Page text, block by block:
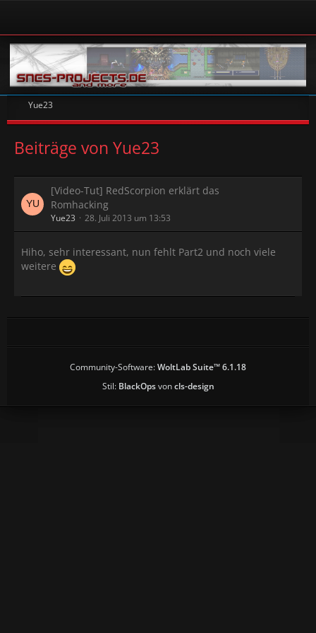
Yue23
Beiträge von Yue23
[Video-Tut] RedScorpion erklärt das
Romhacking
Yue23 28. Juli 2013 um 13:53
Hiho, sehr interessant, nun fehlt Part2 und noch viele
weitere
Community-Software:WoltLab Suite™ 6.1.18
Stil: BlackOpsvoncls-design